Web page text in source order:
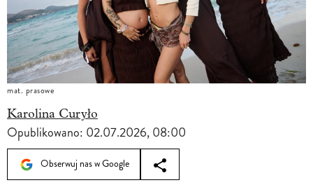
mat. prasowe
Karolina Curyło
Opublikowano: 02.07.2026, 08:00
Obserwuj nas w Google